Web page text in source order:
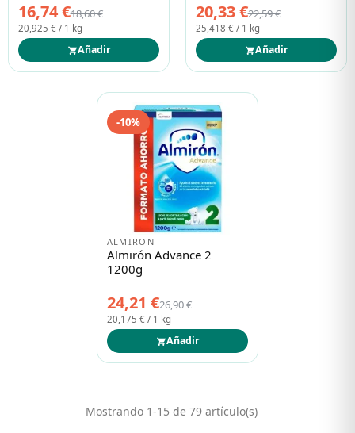
16,74 €18,60 €
20,925 € / 1 kg
Añadir
20,33 €22,59 €
25,418 € / 1 kg
Añadir
ALMIRON
Almirón Advance 2
1200g
24,21 €26,90 €
20,175 € / 1 kg
Añadir
-10%
Mostrando 1-15 de 79 artículo(s)